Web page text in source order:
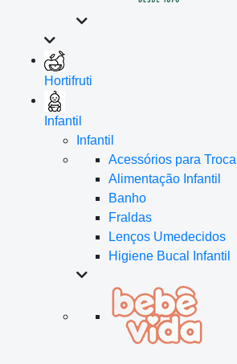
Hortifruti
Infantil
Infantil
Acessórios para Troca
Alimentação Infantil
Banho
Fraldas
Lenços Umedecidos
Higiene Bucal Infantil